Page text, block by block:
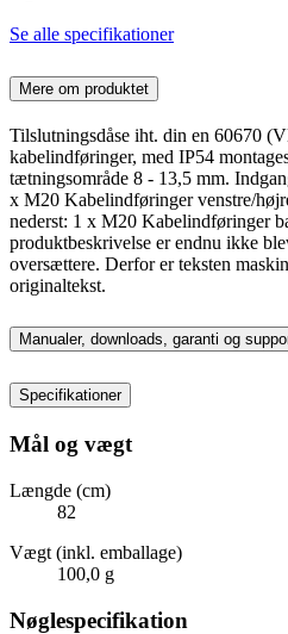
Se alle specifikationer
Mere om produktet
Tilslutningsdåse iht. din en 60670
kabelindføringer, med IP54
tætningsområde 8 - 13,5 mm.
x M20 Kabelindføringer venstre/
nederst: 1 x M20 Kabelindføringer
produktbeskrivelse er endnu ikke
oversættere. Derfor er teksten
originaltekst.
Manualer, downloads, garanti og
Specifikationer
Mål og vægt
Længde (cm)
82
Vægt (inkl. emballage)
100,0 g
Nøglespecifikation